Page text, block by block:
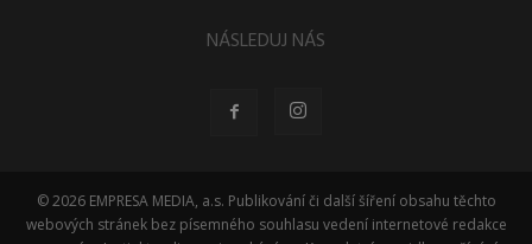
NÁSLEDUJ NÁS
© 2026 EMPRESA MEDIA, a.s. Publikování či další šíření obsahu těchto
webových stránek bez písemného souhlasu vedení internetové redakce